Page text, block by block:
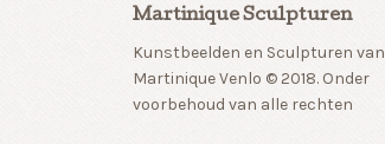
Martinique Sculpturen
Kunstbeelden en Sculpturen van
Martinique Venlo © 2018. Onder
voorbehoud van alle rechten